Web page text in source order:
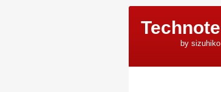
Technote
by sizuhiko